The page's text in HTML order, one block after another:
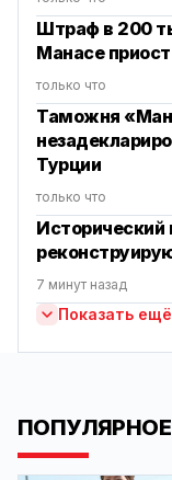
Штраф в 200
Манасе
только что
Таможня
Турции
только что
Исторический
7 минут назад
Показать ещё
ПОПУЛЯРНОЕ